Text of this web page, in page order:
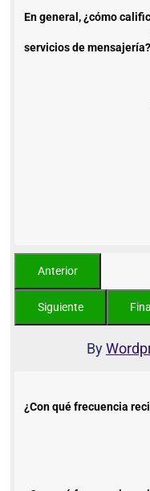
En general, ¿cómo
servicios de mensajería?
By
¿Con qué frecuencia